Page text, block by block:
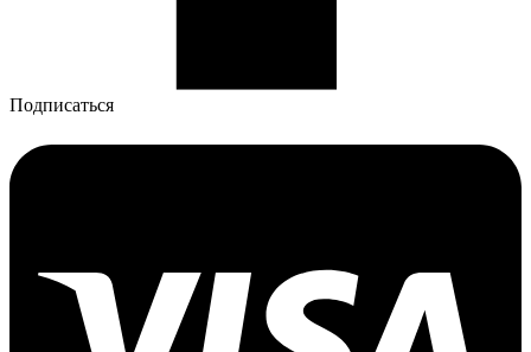
Подписаться